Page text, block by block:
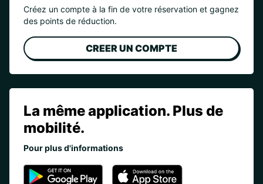
Créez un compte à la fin de votre réservation et gagnez
des points de réduction.
CREER UN COMPTE
La même application. Plus de
mobilité.
Pour plus d'informations